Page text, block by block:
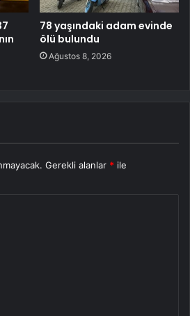
78 yaşındaki adam evinde
ölü bulundu
Ağustos 8, 2026
Gerekli alanlar * ile